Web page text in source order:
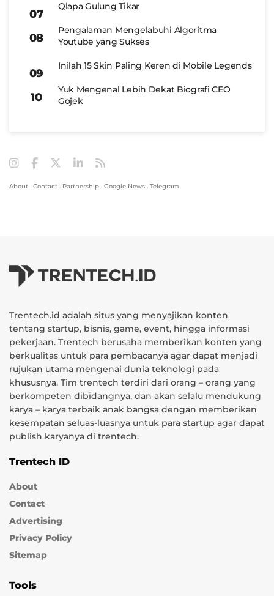
Qlapa Gulung Tikar
Pengalaman Mengelabuhi Algoritma
Youtube yang Sukses
Inilah 15 Skin Paling Keren di Mobile Legends
Yuk Mengenal Lebih Dekat Biografi CEO
Gojek
About . Contact . Partnership . Google News . Telegram
Trentech.id adalah situs yang menyajikan konten
tentang startup, bisnis, game, event, hingga informasi
pekerjaan. Trentech berusaha memberikan konten yang
berkualitas untuk para pembacanya agar dapat menjadi
rujukan utama mengenai dunia teknologi pada
khususnya. Tim trentech terdiri dari orang – orang yang
berkompeten dibidangnya, dan akan selalu mendukung
karya – karya terbaik anak bangsa dengan memberikan
kesempatan seluas-luasnya untuk para startup agar dapat
publish karyanya di trentech.
Trentech ID
About
Contact
Advertising
Privacy Policy
Sitemap
Tools